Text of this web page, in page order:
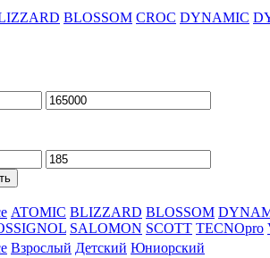
BLOSSOM CROC DYNAMIC
ATOMIC BLIZZARD BLOSSOM
SALOMON SCOTT TECNOpro
Взрослый Детский Юниорский